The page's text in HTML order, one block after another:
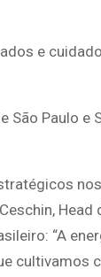
e
Paulo e
Head
“A
cultivamos